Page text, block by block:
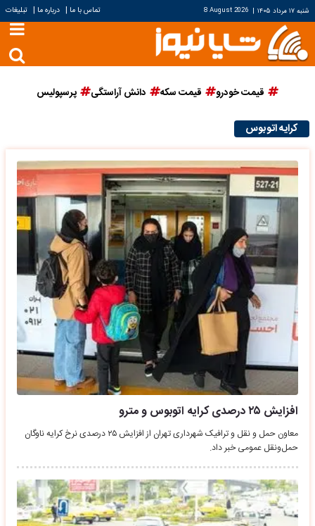
شنبه ۱۷ مرداد ۱۴۰۵ |
8 August 2026 تماس با ما | درباره ما | تبلیغات
قیمت خودرو قیمت سکه دانش آراستگی پرسپولیس
کرایه اتوبوس
افزایش ۲۵ درصدی کرایه اتوبوس و مترو
معاون حمل و نقل و ترافیک شهرداری تهران از افزایش ۲۵ درصدی نرخ کرایه ناوگان
حمل‌ونقل عمومی خبر داد.